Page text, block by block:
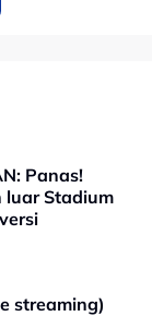
Omar
Panas!
luar Stadium
streaming)